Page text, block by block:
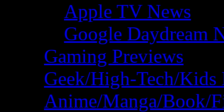
Apple TV News
Google Daydream
Gaming Previews
Geek/High-Tech/Kids
Anime/Manga/Book/